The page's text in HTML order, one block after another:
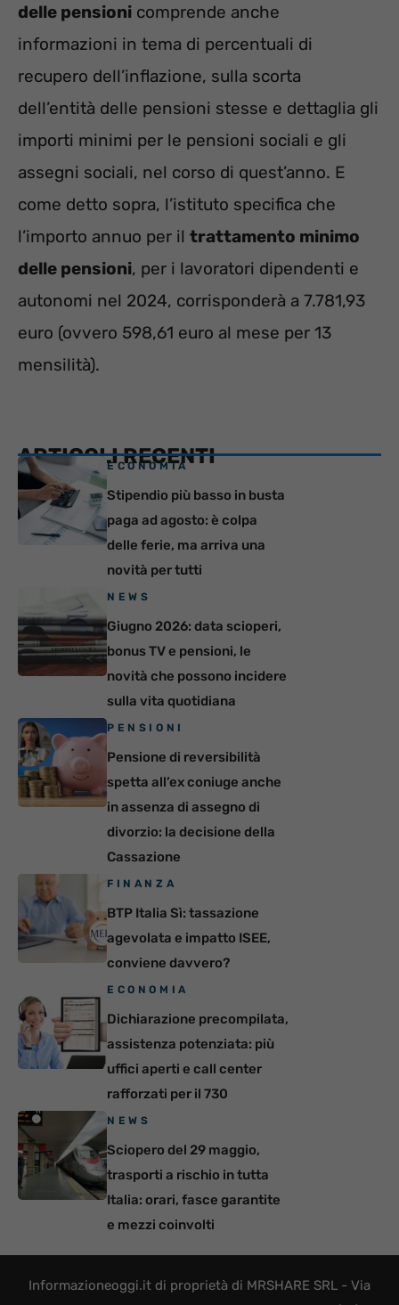
delle pensioni comprende anche
informazioni in tema di percentuali di
recupero dell’inflazione, sulla scorta
dell’entità delle pensioni stesse e dettaglia gli
importi minimi per le pensioni sociali e gli
assegni sociali, nel corso di quest’anno. E
come detto sopra, l’istituto specifica che
l’importo annuo per il trattamento minimo
delle pensioni, per i lavoratori dipendenti e
autonomi nel 2024, corrisponderà a 7.781,93
euro (ovvero 598,61 euro al mese per 13
mensilità).
ARTICOLI RECENTI
ECONOMIA
Stipendio più basso in busta
paga ad agosto: è colpa
delle ferie, ma arriva una
novità per tutti
NEWS
Giugno 2026: data scioperi,
bonus TV e pensioni, le
novità che possono incidere
sulla vita quotidiana
PENSIONI
Pensione di reversibilità
spetta all’ex coniuge anche
in assenza di assegno di
divorzio: la decisione della
Cassazione
FINANZA
BTP Italia Sì: tassazione
agevolata e impatto ISEE,
conviene davvero?
ECONOMIA
Dichiarazione precompilata,
assistenza potenziata: più
uffici aperti e call center
rafforzati per il 730
NEWS
Sciopero del 29 maggio,
trasporti a rischio in tutta
Italia: orari, fasce garantite
e mezzi coinvolti
Informazioneoggi.it di proprietà di MRSHARE SRL - Via